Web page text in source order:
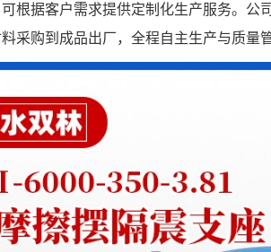
根据客户需求提供定制化生产服务。公
采购到成品出厂，全程自主生产与质量